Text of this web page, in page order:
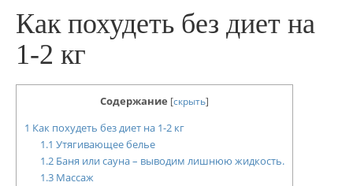
Как похудеть без диет на
1-2 кг
Содержание [скрыть]
1 Как похудеть без диет на 1-2 кг
1.1 Утягивающее белье
1.2Баня или сауна – выводим лишнюю жидкость.
1.3Массаж